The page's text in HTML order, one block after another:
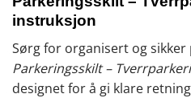
instruksjon
Sørg for organisert og
Parkeringsskilt –
designet for å gi klare